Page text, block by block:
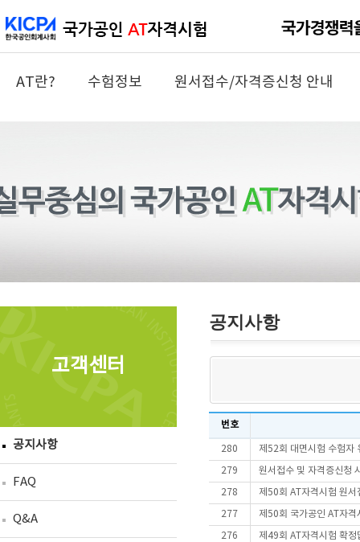
AT란? 수험정보 원서접수/자격증신청 안내
고객센터
공지사항
FAQ
Q&A
공지사항
번호
280 제52회 대면시험 수험자
279 원서접수 및 자격증신청
278 제50회 AT자격시험 원
277 제50회 국가공인 AT자격
276 제49회 AT자격시험 확정